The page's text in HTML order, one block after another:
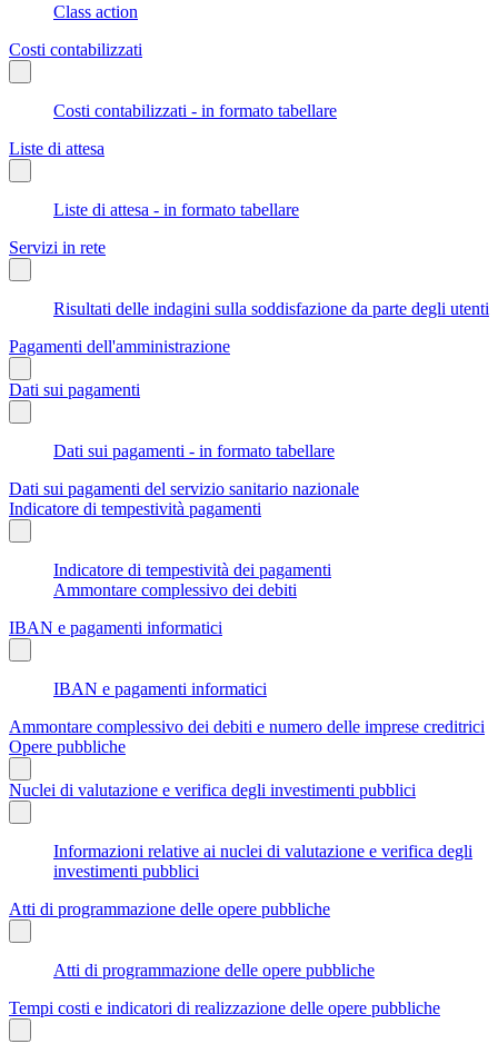
Class action
Costi contabilizzati
Costi contabilizzati - in formato tabellare
Liste di attesa
Liste di attesa - in formato tabellare
Servizi in rete
Risultati delle indagini sulla soddisfazione da parte degli utenti
Pagamenti dell'amministrazione
Dati sui pagamenti
Dati sui pagamenti - in formato tabellare
Dati sui pagamenti del servizio sanitario nazionale
Indicatore di tempestività pagamenti
Indicatore di tempestività dei pagamenti
Ammontare complessivo dei debiti
IBAN e pagamenti informatici
IBAN e pagamenti informatici
Ammontare complessivo dei debiti e numero delle imprese creditrici
Opere pubbliche
Nuclei di valutazione e verifica degli investimenti pubblici
Informazioni relative ai nuclei di valutazione e verifica degli
investimenti pubblici
Atti di programmazione delle opere pubbliche
Atti di programmazione delle opere pubbliche
Tempi costi e indicatori di realizzazione delle opere pubbliche